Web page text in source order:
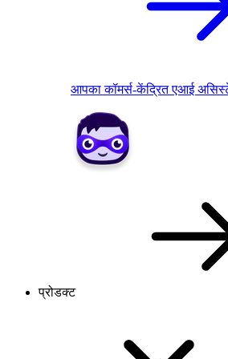
आपका कॉमर्स-केंद्रित एआई
प्रोडक्ट